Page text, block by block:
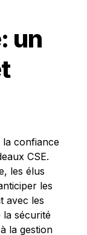
un
la confiance
CSE.
les élus
les
avec les
la sécurité
la gestion